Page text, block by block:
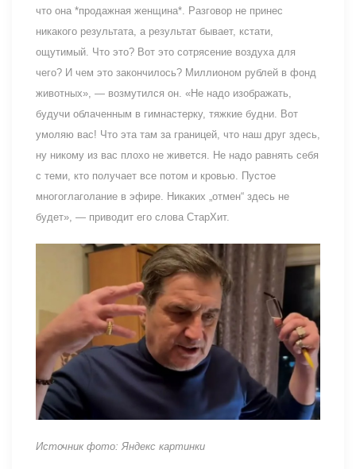
что она *продажная женщина*. Разговор не принес
никакого результата, а результат бывает, кстати,
ощутимый. Что это? Вот это сотрясение воздуха для
чего? И чем это закончилось? Миллионом рублей в фонд
животных», — возмутился он. «Не надо изображать,
будучи облаченным в гимнастерку, тяжкие будни. Вот
умоляю вас! Что эта там за границей, что наш друг здесь,
ну никому из вас плохо не живется. Не надо равнять себя
с теми, кто получает все потом и кровью. Пустое
многоглаголание в эфире. Никаких „отмен“ здесь не
будет», — приводит его слова СтарХит.
Источник фото: Яндекс картинки